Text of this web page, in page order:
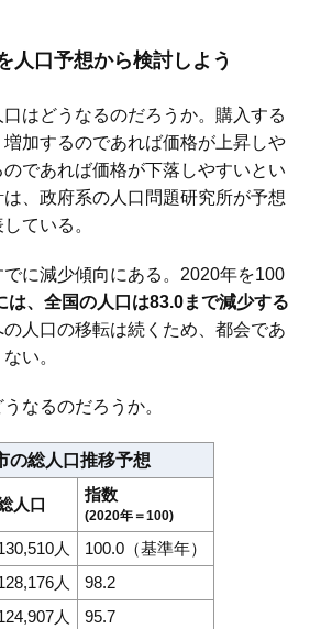
人口予想から検討しよう
はどうなるのだろうか。購入する
加するのであれば価格が上昇しや
であれば価格が下落しやすいとい
、政府系の人口問題研究所が予想
ている。
に減少傾向にある。2020年を100
は、全国の人口は83.0まで減少する
人口の移転は続くため、都会であ
い。
なるのだろうか。
総人口推移予想
人口
指数
(2020年＝100)
人
100.0（基準年）
人
98.2
人
95.7